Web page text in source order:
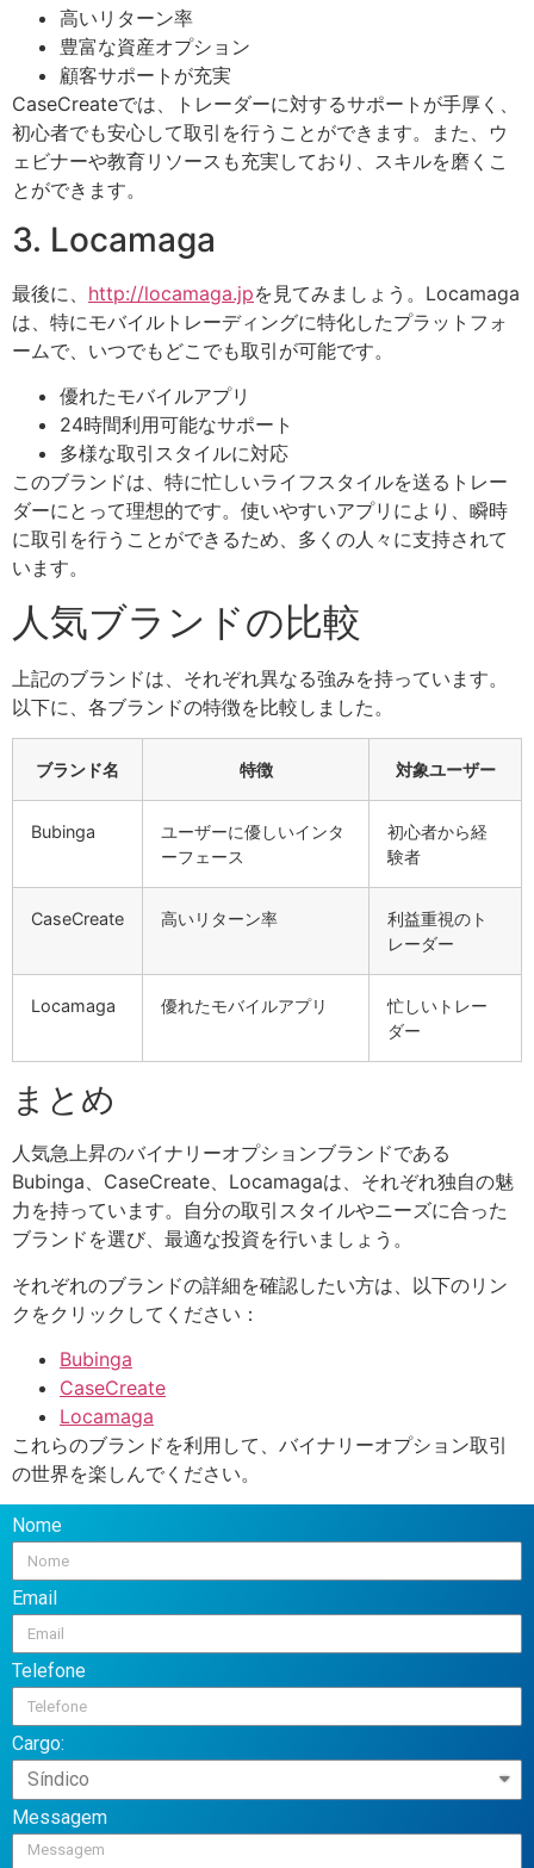
高いリターン率
豊富な資産オプション
顧客サポートが充実
CaseCreateでは、トレーダーに対するサポートが手厚く、
初心者でも安心して取引を行うことができます。また、ウ
ェビナーや教育リソースも充実しており、スキルを磨くこ
とができます。
3. Locamaga
最後に、 http://locamaga.jpを見てみましょう。Locamaga
は、特にモバイルトレーディングに特化したプラットフォ
ームで、いつでもどこでも取引が可能です。
優れたモバイルアプリ
24時間利用可能なサポート
多様な取引スタイルに対応
このブランドは、特に忙しいライフスタイルを送るトレー
ダーにとって理想的です。使いやすいアプリにより、瞬時
に取引を行うことができるため、多くの人々に支持されて
います。
人気ブランドの比較
上記のブランドは、それぞれ異なる強みを持っています。
以下に、各ブランドの特徴を比較しました。
ブランド名 特徴 対象ユーザー
Bubinga
ユーザーに優しいインタ
ーフェース
初心者から経
験者
CaseCreate 高いリターン率
利益重視のト
レーダー
Locamaga 優れたモバイルアプリ
忙しいトレー
ダー
まとめ
人気急上昇のバイナリーオプションブランドである
Bubinga、CaseCreate、Locamagaは、それぞれ独自の魅
力を持っています。自分の取引スタイルやニーズに合った
ブランドを選び、最適な投資を行いましょう。
それぞれのブランドの詳細を確認したい方は、以下のリン
クをクリックしてください：
Bubinga
CaseCreate
Locamaga
これらのブランドを利用して、バイナリーオプション取引
の世界を楽しんでください。
Nome
Email
Telefone
Cargo:
Messagem